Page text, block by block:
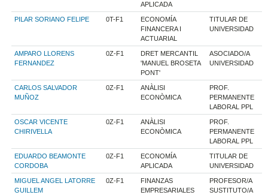
APLICADA
PILAR SORIANO FELIPE 0T-F1
ECONOMÍA
FINANCERA I
ACTUARIAL
TITULAR DE
UNIVERSIDAD
AMPARO LLORENS
FERNANDEZ
0Z-F1
DRET MERCANTIL
'MANUEL BROSETA
PONT'
ASOCIADO/A
UNIVERSIDAD
CARLOS SALVADOR
MUÑOZ
0Z-F1
ANÀLISI
ECONÒMICA
PROF.
PERMANENTE
LABORAL PPL
OSCAR VICENTE
CHIRIVELLA
0Z-F1
ANÀLISI
ECONÒMICA
PROF.
PERMANENTE
LABORAL PPL
EDUARDO BEAMONTE
CORDOBA
0Z-F1
ECONOMÍA
APLICADA
TITULAR DE
UNIVERSIDAD
MIGUEL ANGEL LATORRE
GUILLEM
0Z-F1
FINANZAS
EMPRESARIALES
PROFESOR/A
SUSTITUTO/A